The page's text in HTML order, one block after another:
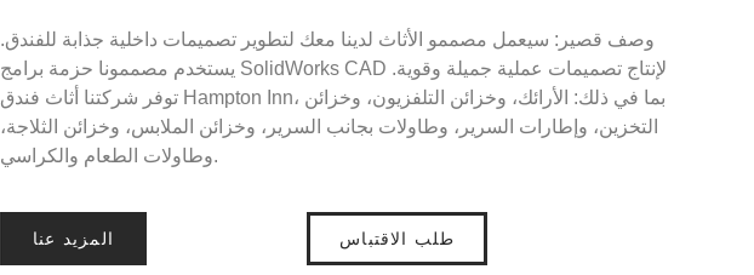
وصف قصير: سيعمل مصممو الأثاث لدينا معك لتطوير تصميمات داخلية جذابة للفندق.
يستخدم مصممونا حزمة برامج SolidWorks CAD لإنتاج تصميمات عملية جميلة وقوية.
توفر شركتنا أثاث فندق Hampton Inn، بما في ذلك: الأرائك، وخزائن التلفزيون، وخزائن
التخزين، وإطارات السرير، وطاولات بجانب السرير، وخزائن الملابس، وخزائن الثلاجة،
وطاولات الطعام والكراسي.
المزيد عنا طلب الاقتباس